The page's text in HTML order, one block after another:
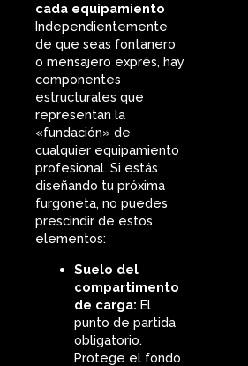
cada equipamiento
Independientemente
de que seas fontanero
o mensajero exprés, hay
componentes
estructurales que
representan la
«fundación» de
cualquier equipamiento
profesional. Si estás
diseñando tu próxima
furgoneta, no puedes
prescindir de estos
elementos:
Suelo del
compartimento
de carga: El
punto de partida
obligatorio.
Protege el fondo